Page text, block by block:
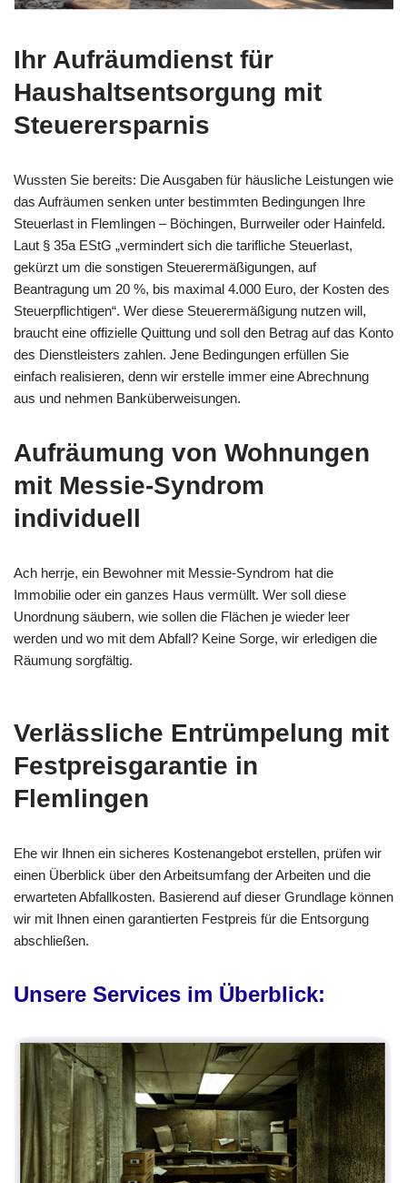
Ihr Aufräumdienst für
Haushaltsentsorgung mit
Steuerersparnis
Wussten Sie bereits: Die Ausgaben für häusliche Leistungen wie
das Aufräumen senken unter bestimmten Bedingungen Ihre
Steuerlast in Flemlingen – Böchingen, Burrweiler oder Hainfeld.
Laut § 35a EStG „vermindert sich die tarifliche Steuerlast,
gekürzt um die sonstigen Steuerermäßigungen, auf
Beantragung um 20 %, bis maximal 4.000 Euro, der Kosten des
Steuerpflichtigen“. Wer diese Steuerermäßigung nutzen will,
braucht eine offizielle Quittung und soll den Betrag auf das Konto
des Dienstleisters zahlen. Jene Bedingungen erfüllen Sie
einfach realisieren, denn wir erstelle immer eine Abrechnung
aus und nehmen Banküberweisungen.
Aufräumung von Wohnungen
mit Messie-Syndrom
individuell
Ach herrje, ein Bewohner mit Messie-Syndrom hat die
Immobilie oder ein ganzes Haus vermüllt. Wer soll diese
Unordnung säubern, wie sollen die Flächen je wieder leer
werden und wo mit dem Abfall? Keine Sorge, wir erledigen die
Räumung sorgfältig.
Verlässliche Entrümpelung mit
Festpreisgarantie in
Flemlingen
Ehe wir Ihnen ein sicheres Kostenangebot erstellen, prüfen wir
einen Überblick über den Arbeitsumfang der Arbeiten und die
erwarteten Abfallkosten. Basierend auf dieser Grundlage können
wir mit Ihnen einen garantierten Festpreis für die Entsorgung
abschließen.
Unsere Services im Überblick: